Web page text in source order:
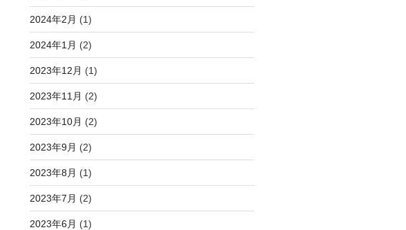
2024年2月 (1)
2024年1月 (2)
2023年12月 (1)
2023年11月 (2)
2023年10月 (2)
2023年9月 (2)
2023年8月 (1)
2023年7月 (2)
2023年6月 (1)